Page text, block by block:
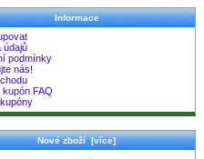
Informace
údajů
podmínky
nás!
FAQ
Nové zboží [více]